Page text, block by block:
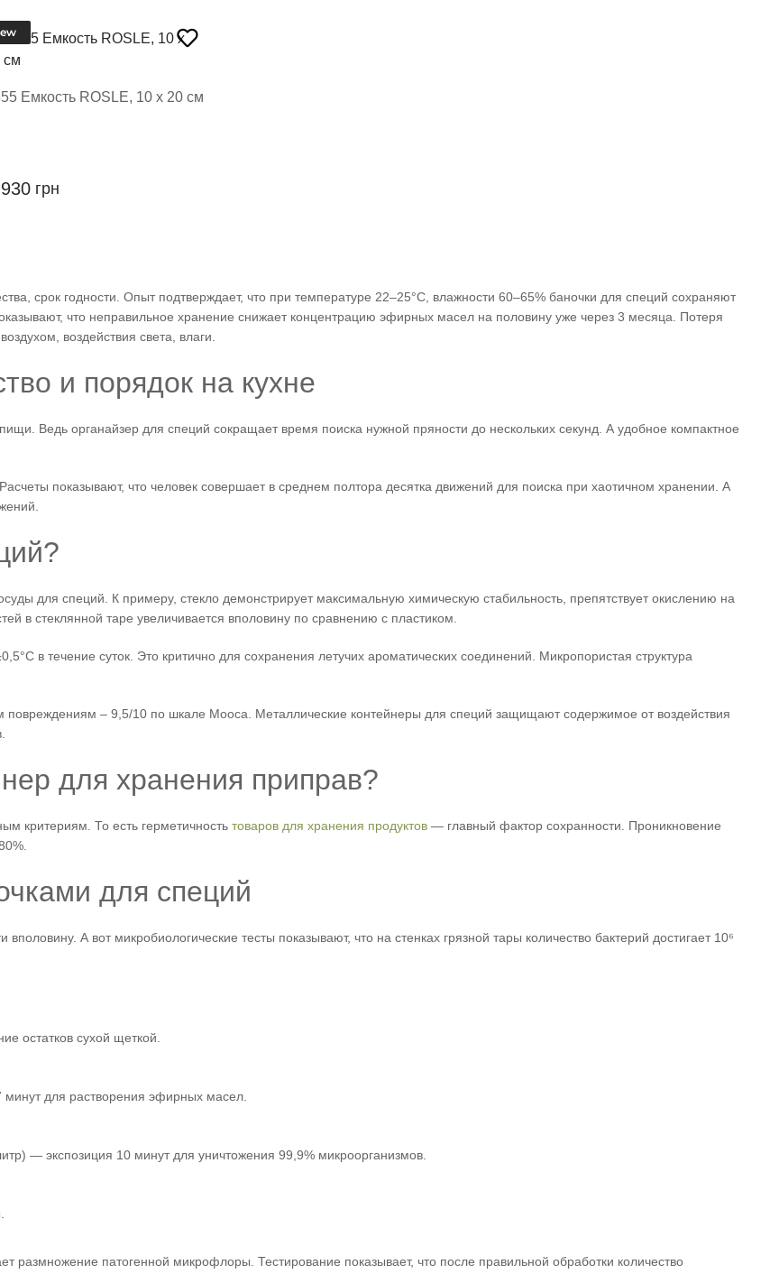
Емкость ROSLE, 10 х 20 см
грн
срок годности. Опыт подтверждает, что при температуре 22–25°C, влажности 60–65% баночки для специй сохраняют
что неправильное хранение снижает концентрацию эфирных масел на половину уже через 3 месяца. Потеря
воздействия света, влаги.
и порядок на кухне
Ведь органайзер для специй сокращает время поиска нужной пряности до нескольких секунд. А удобное компактное
показывают, что человек совершает в среднем полтора десятка движений для поиска при хаотичном хранении. А
для специй. К примеру, стекло демонстрирует максимальную химическую стабильность, препятствует окислению на
в стеклянной таре увеличивается вполовину по сравнению с пластиком.
в течение суток. Это критично для сохранения летучих ароматических соединений. Микропористая структура
повреждениям – 9,5/10 по шкале Мооса. Металлические контейнеры для специй защищают содержимое от воздействия
для хранения приправ?
критериям. То есть герметичность товаров для хранения продуктов — главный фактор сохранности. Проникновение
для специй
А вот микробиологические тесты показывают, что на стенках грязной тары количество бактерий достигает 10⁶
остатков сухой щеткой.
для растворения эфирных масел.
— экспозиция 10 минут для уничтожения 99,9% микроорганизмов.
размножение патогенной микрофлоры. Тестирование показывает, что после правильной обработки количество